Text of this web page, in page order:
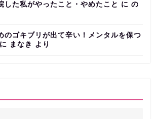
した私がやったこと・やめたこと に の
のゴキブリが出て辛い！メンタルを保つ
に まなき より